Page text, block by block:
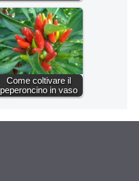
Come coltivare il
peperoncino in vaso